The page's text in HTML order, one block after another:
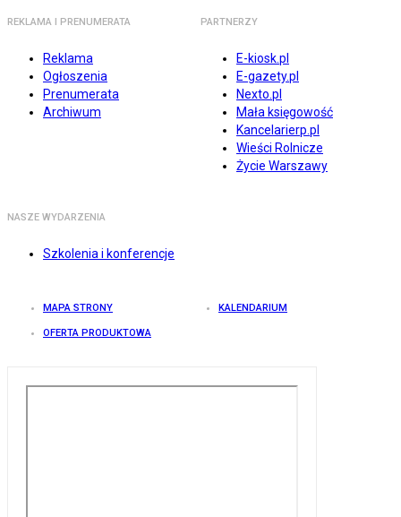
REKLAMA I PRENUMERATA
Reklama
Ogłoszenia
Prenumerata
Archiwum
PARTNERZY
E-kiosk.pl
E-gazety.pl
Nexto.pl
Mała księgowość
Kancelarierp.pl
Wieści Rolnicze
Życie Warszawy
NASZE WYDARZENIA
Szkolenia i konferencje
MAPA STRONY KALENDARIUM
OFERTA PRODUKTOWA